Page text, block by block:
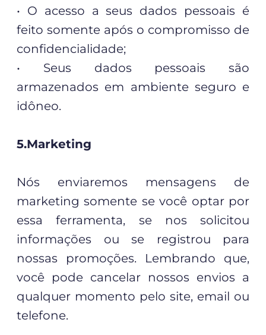
• O acesso a seus dados pessoais é
feito somente após o compromisso de
confidencialidade;
• Seus dados pessoais são
armazenados em ambiente seguro e
idôneo.
5.Marketing
Nós enviaremos mensagens de
marketing somente se você optar por
essa ferramenta, se nos solicitou
informações ou se registrou para
nossas promoções. Lembrando que,
você pode cancelar nossos envios a
qualquer momento pelo site, email ou
telefone.